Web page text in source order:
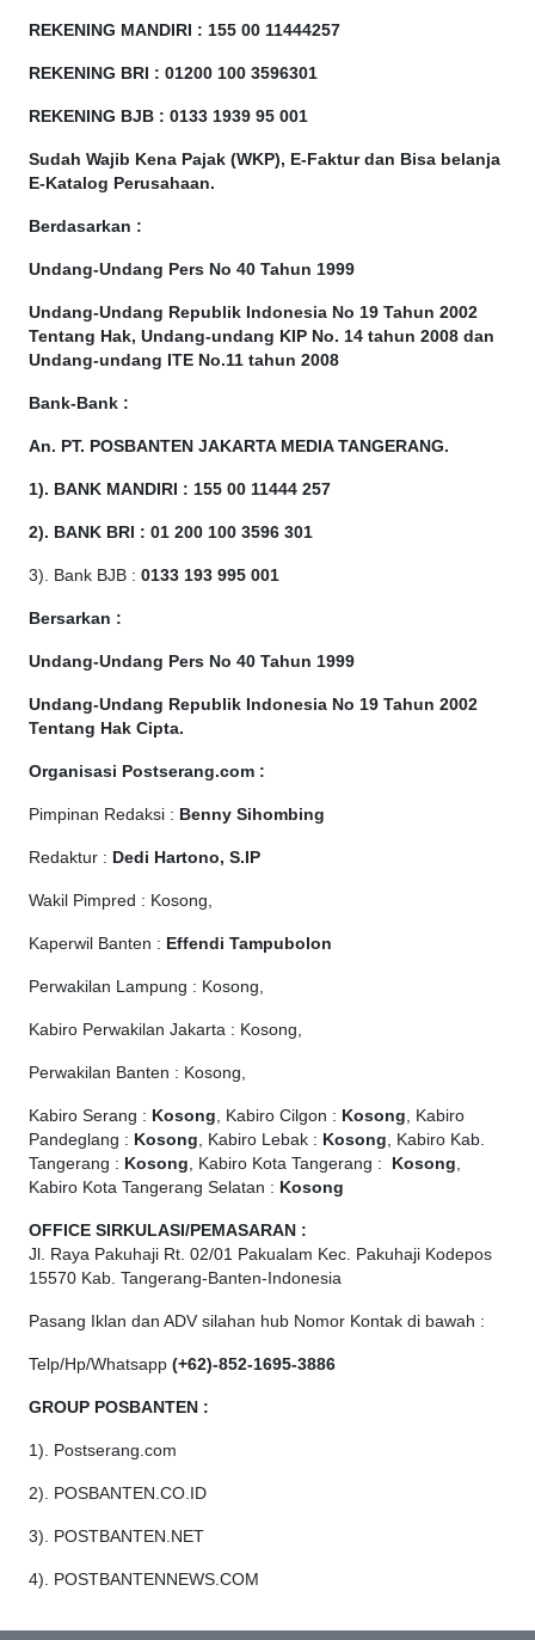
REKENING MANDIRI : 155 00 11444257
REKENING BRI : 01200 100 3596301
REKENING BJB : 0133 1939 95 001
Sudah Wajib Kena Pajak (WKP), E-Faktur dan Bisa belanja
E-Katalog Perusahaan.
Berdasarkan :
Undang-Undang Pers No 40 Tahun 1999
Undang-Undang Republik Indonesia No 19 Tahun 2002
Tentang Hak, Undang-undang KIP No. 14 tahun 2008 dan
Undang-undang ITE No.11 tahun 2008
Bank-Bank :
An. PT. POSBANTEN JAKARTA MEDIA TANGERANG.
1). BANK MANDIRI : 155 00 11444 257
2). BANK BRI : 01 200 100 3596 301
3). Bank BJB : 0133 193 995 001
Bersarkan :
Undang-Undang Pers No 40 Tahun 1999
Undang-Undang Republik Indonesia No 19 Tahun 2002
Tentang Hak Cipta.
Organisasi Postserang.com :
Pimpinan Redaksi : Benny Sihombing
Redaktur : Dedi Hartono, S.IP
Wakil Pimpred : Kosong,
Kaperwil Banten : Effendi Tampubolon
Perwakilan Lampung : Kosong,
Kabiro Perwakilan Jakarta : Kosong,
Perwakilan Banten : Kosong,
Kabiro Serang : Kosong, Kabiro Cilgon : Kosong, Kabiro
Pandeglang : Kosong, Kabiro Lebak : Kosong, Kabiro Kab.
Tangerang : Kosong, Kabiro Kota Tangerang : Kosong,
Kabiro Kota Tangerang Selatan : Kosong
OFFICE SIRKULASI/PEMASARAN :
Jl. Raya Pakuhaji Rt. 02/01 Pakualam Kec. Pakuhaji Kodepos
15570 Kab. Tangerang-Banten-Indonesia
Pasang Iklan dan ADV silahan hub Nomor Kontak di bawah :
Telp/Hp/Whatsapp (+62)-852-1695-3886
GROUP POSBANTEN :
1). Postserang.com
2). POSBANTEN.CO.ID
3). POSTBANTEN.NET
4). POSTBANTENNEWS.COM